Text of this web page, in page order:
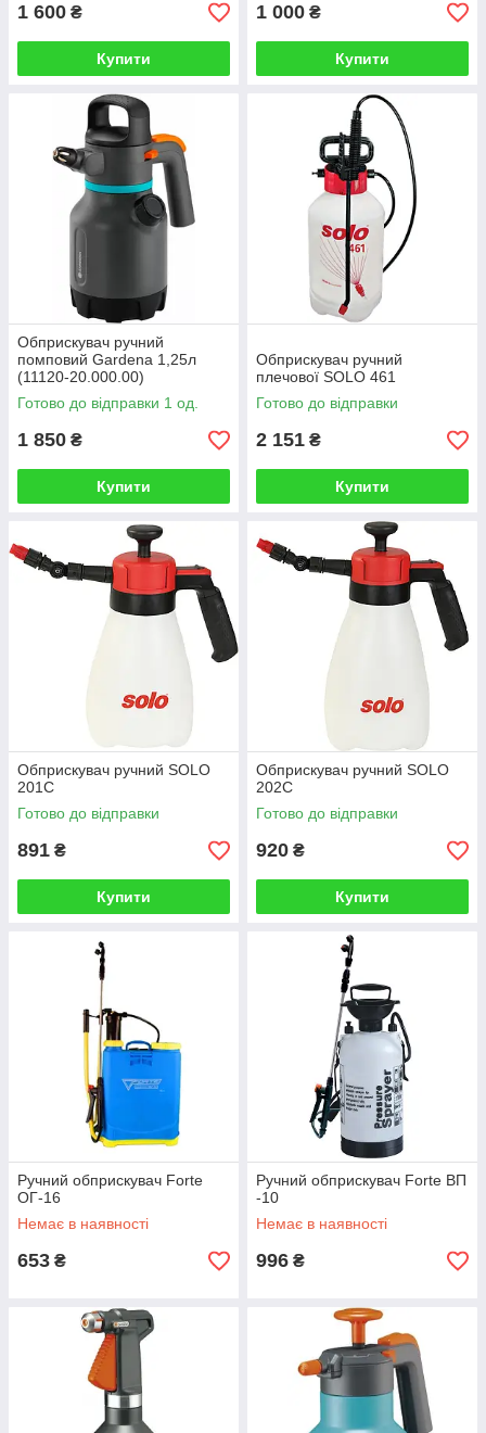
1 600 ₴
Купити
1 000 ₴
Купити
Обприскувач ручний
помповий Gardena 1,25л
(11120-20.000.00)
Готово до відправки 1 од.
1 850 ₴
Купити
Обприскувач ручний
плечової SOLO 461
Готово до відправки
2 151 ₴
Купити
Обприскувач ручний SOLO
201C
Готово до відправки
891 ₴
Купити
Обприскувач ручний SOLO
202C
Готово до відправки
920 ₴
Купити
Ручний обприскувач Forte
ОГ-16
Немає в наявності
653 ₴
Ручний обприскувач Forte ВП
-10
Немає в наявності
996 ₴